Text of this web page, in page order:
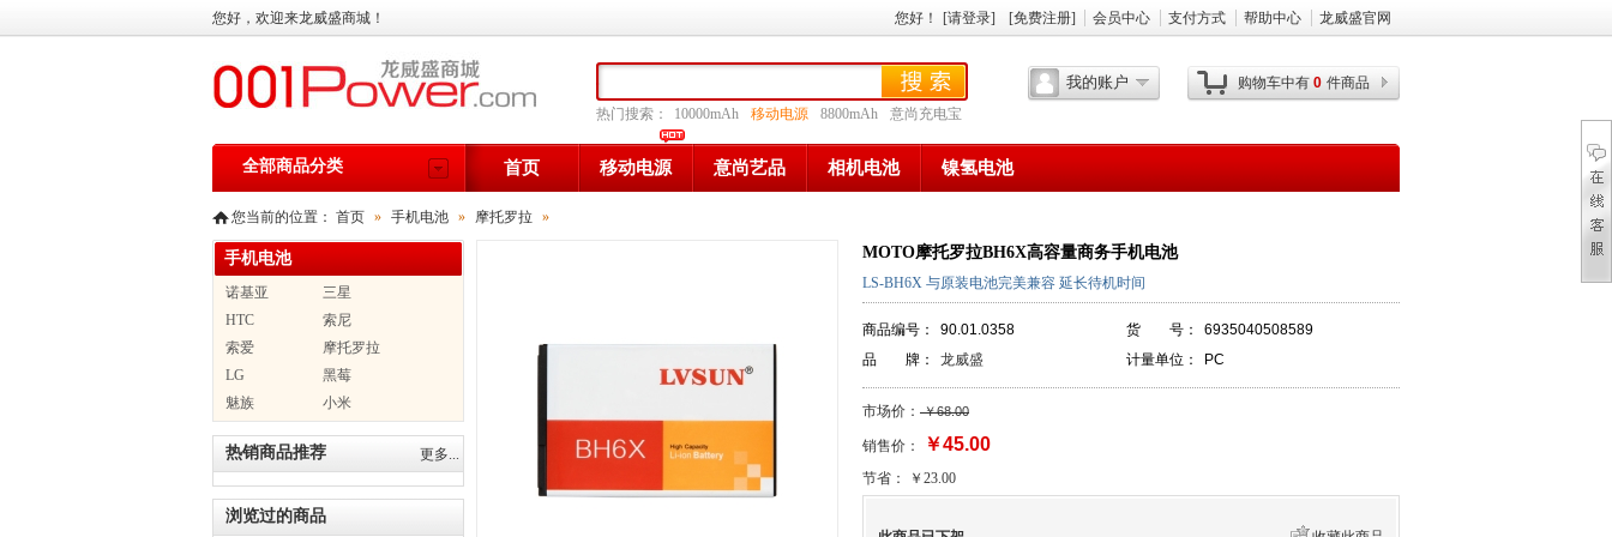
全部商品分类
您好，欢迎来龙威盛商城！
购物车中有 0 件商品
热门搜索：
10000mAh 移动电源 8800mAh 意尚充电宝
首页 移动电源 意尚艺品 相机电池 镍氢电池
会员中心 支付方式 帮助中心 龙威盛官网
您好 ！ [请登录] [免费注册]
我的账户
您当前的位置： 首页 » 手机电池 » 摩托罗拉 »
MOTO摩托罗拉BH6X高容量商务手机电池
LS-BH6X 与原装电池完美兼容 延长待机时间
商品编号： 90.01.0358 货 号：
6935040508589
品 牌：
龙威盛 计量单位： PC
市场价： ￥68.00
销售价： ￥45.00
节省： ￥23.00
手机电池
诺基亚
三星
HTC
索尼
索爱
摩托罗拉
LG
黑莓
魅族
小米
热销商品推荐 更多...
浏览过的商品